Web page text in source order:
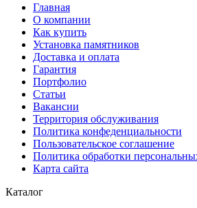
Главная
О компании
Как купить
Установка памятников
Доставка и оплата
Гарантия
Портфолио
Статьи
Вакансии
Территория обслуживания
Политика конфеденциальности
Пользовательское соглашение
Политика обработки
Карта сайта
Каталог